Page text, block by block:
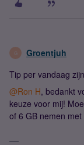
G Groentjuh
Tip per vandaag
@Ron H, bedankt
keuze voor mij!
of 6 GB nemen